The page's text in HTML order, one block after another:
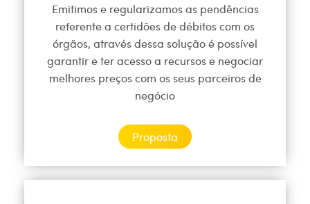
Emitimos e regularizamos as pendências
referente a certidões de débitos com os
órgãos, através dessa solução é possível
garantir e ter acesso a recursos e negociar
melhores preços com os seus parceiros de
negócio
Proposta